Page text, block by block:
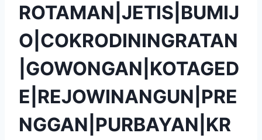
ROTAMAN|JETIS|BUMIJ
O|COKRODININGRATAN
|GOWONGAN|KOTAGED
E|REJOWINANGUN|PRE
NGGAN|PURBAYAN|KR